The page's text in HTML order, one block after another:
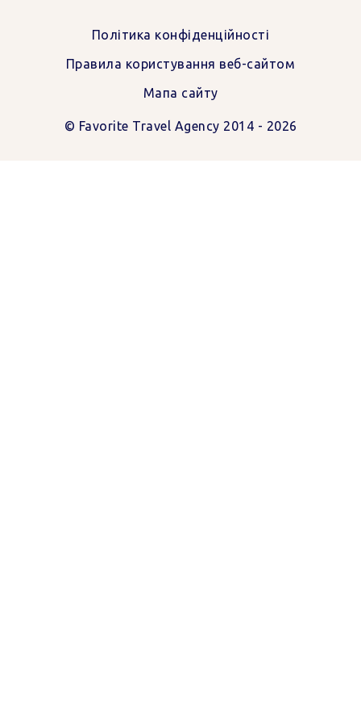
Favorite
Travel
Agency
Favorite
Travel
Agency
Політика конфіденційності
Правила користування веб-сайтом
Мапа сайту
© Favorite Travel Agency 2014 - 2026